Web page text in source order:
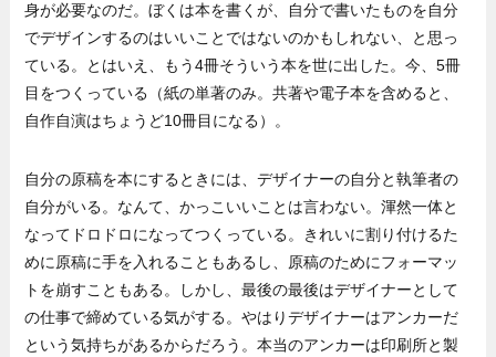
身が必要なのだ。ぼくは本を書くが、自分で書いたものを自分
でデザインするのはいいことではないのかもしれない、と思っ
ている。とはいえ、もう4冊そういう本を世に出した。今、5冊
目をつくっている（紙の単著のみ。共著や電子本を含めると、
自作自演はちょうど10冊目になる）。
自分の原稿を本にするときには、デザイナーの自分と執筆者の
自分がいる。なんて、かっこいいことは言わない。渾然一体と
なってドロドロになってつくっている。きれいに割り付けるた
めに原稿に手を入れることもあるし、原稿のためにフォーマッ
トを崩すこともある。しかし、最後の最後はデザイナーとして
の仕事で締めている気がする。やはりデザイナーはアンカーだ
という気持ちがあるからだろう。本当のアンカーは印刷所と製